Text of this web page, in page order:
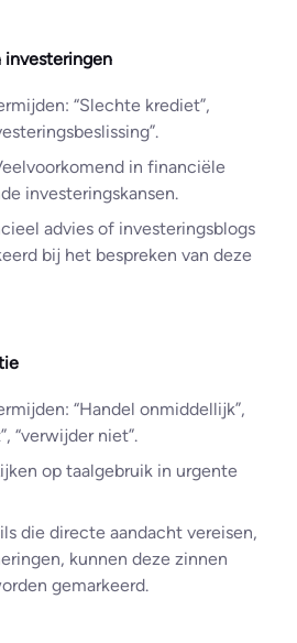
investeringen
“Slechte krediet”,
in financiële
investeringskansen.
advies of investeringsblogs
bij het bespreken van deze
“Handel onmiddellijk”,
“verwijder niet”.
op taalgebruik in urgente
die directe aandacht vereisen,
kunnen deze zinnen
gemarkeerd.